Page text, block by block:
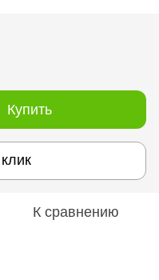
Купить
К сравнению